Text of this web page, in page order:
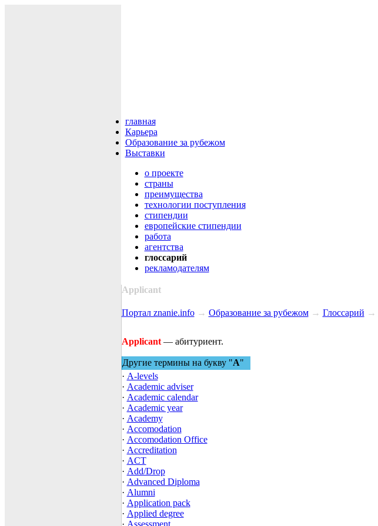
главная
Карьера
Образование за рубежом
Выставки
о проекте
cтраны
преимущества
технологии поступления
cтипендии
европейские стипендии
работа
агентства
глоссарий
рекламодателям
Applicant
Портал znanie.info→ Образование за рубежом→ Глоссарий →
Applicant— абитуриент.
Другие термины на букву "A"
· A-levels
· Academic adviser
· Academic calendar
· Academic year
· Academy
· Accomodation
· Accomodation Office
· Accreditation
· ACT
· Add/Drop
· Advanced Diploma
· Alumni
· Application pack
· Applied degree